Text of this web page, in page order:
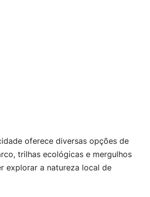
oferece diversas opções de
trilhas ecológicas e mergulhos
explorar a natureza local de